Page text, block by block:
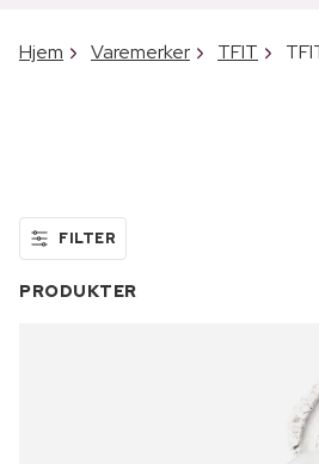
Hjem Varemerker TFIT
FILTER
PRODUKTER